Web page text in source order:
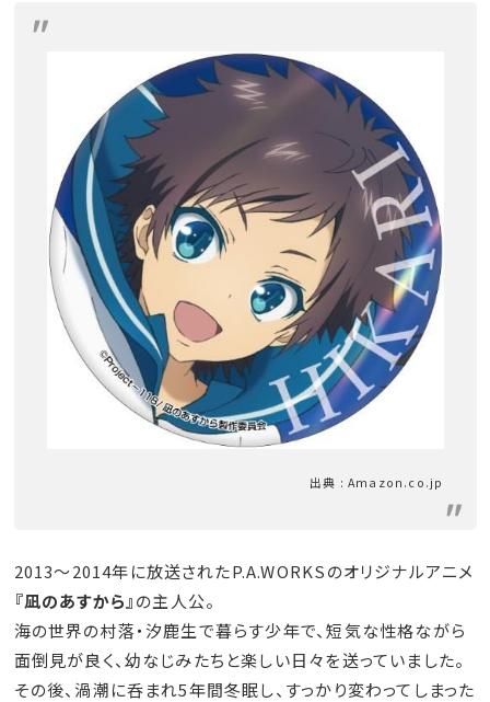
出典 : Amazon.co.jp
2013～2014年に放送されたP.A.WORKSのオリジナルアニメ
『凪のあすから』の主人公。
海の世界の村落・汐鹿生で暮らす少年で、短気な性格ながら
面倒見が良く、幼なじみたちと楽しい日々を送っていました。
その後、渦潮に呑まれ5年間冬眠し、すっかり変わってしまった